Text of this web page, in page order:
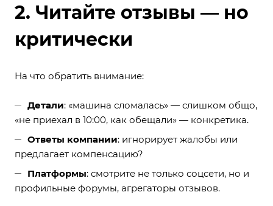
2. Читайте отзывы — но
критически
На что обратить внимание:
Детали: «машина сломалась» — слишком общо,
«не приехал в 10:00, как обещали» — конкретика.
Ответы компании: игнорирует жалобы или
предлагает компенсацию?
Платформы: смотрите не только соцсети, но и
профильные форумы, агрегаторы отзывов.